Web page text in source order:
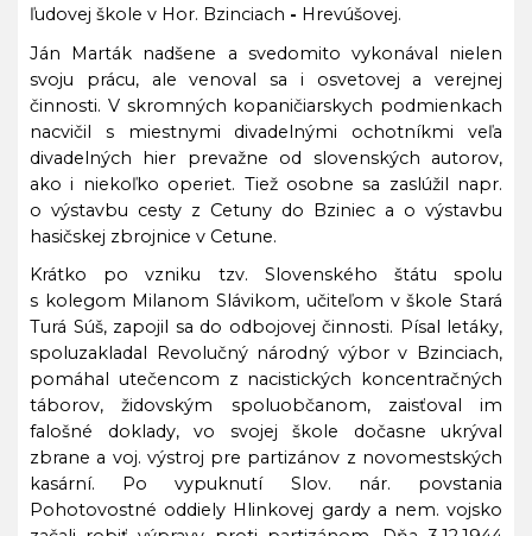
ľudovej škole v Hor. Bzinciach - Hrevúšovej.
Ján Marták nadšene a svedomito vykonával nielen
svoju prácu, ale venoval sa i osvetovej a verejnej
činnosti. V skromných kopaničiarskych podmienkach
nacvičil s miestnymi divadelnými ochotníkmi
veľa
divadelných hier prevažne od slovenských autorov,
ako i niekoľko operiet. Tiež osobne sa zaslúžil napr.
o výstavbu cesty z Cetuny do Bziniec a o výstavbu
hasičskej zbrojnice v Cetune.
Krátko po vzniku tzv. Slovenského štátu spolu
s kolegom Milanom Slávikom, učiteľom v škole Stará
Turá Súš, zapojil sa do odbojovej činnosti. Písal letáky,
spoluzakladal Revolučný národný výbor v Bzinciach,
pomáhal utečencom z nacistických koncentračných
táborov, židovským spoluobčanom,
zaisťoval im
falošné doklady, vo svojej škole dočasne
ukrýval
zbrane a voj. výstroj pre partizánov z novomestských
kasární. Po vypuknutí Slov. nár. povstania
Pohotovostné oddiely Hlinkovej gardy a nem. vojsko